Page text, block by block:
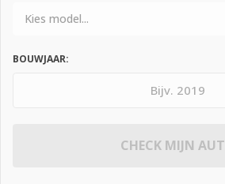
BOUWJAAR:
CHECK MIJN